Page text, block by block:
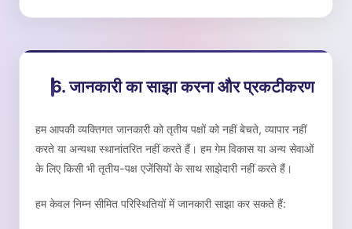
6. जानकारी का साझा करना और प्रकटीकरण
हम आपकी व्यक्तिगत जानकारी को तृतीय पक्षों को नहीं बेचते, व्यापार नहीं
करते या अन्यथा स्थानांतरित नहीं करते हैं। हम गेम विकास या अन्य सेवाओं
के लिए किसी भी तृतीय-पक्ष एजेंसियों के साथ साझेदारी नहीं करते हैं।
हम केवल निम्न सीमित परिस्थितियों में जानकारी साझा कर सकते हैं: